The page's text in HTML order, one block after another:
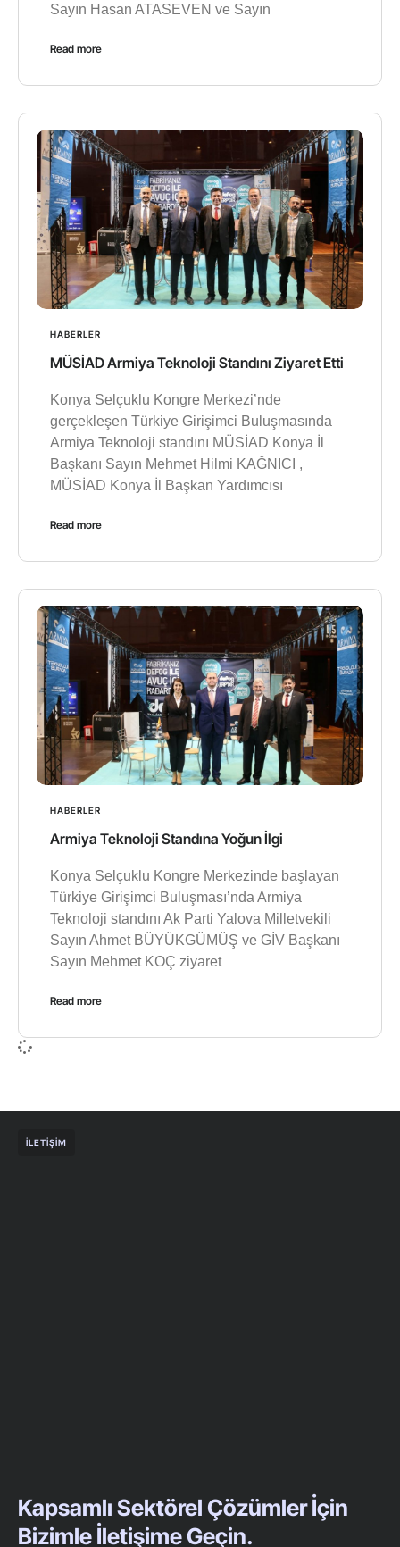
Sayın Hasan ATASEVEN ve Sayın
Read more
HABERLER
MÜSİAD Armiya Teknoloji Standını Ziyaret Etti
Konya Selçuklu Kongre Merkezi’nde
gerçekleşen Türkiye Girişimci Buluşmasında
Armiya Teknoloji standını MÜSİAD Konya İl
Başkanı Sayın Mehmet Hilmi KAĞNICI ,
MÜSİAD Konya İl Başkan Yardımcısı
Read more
HABERLER
Armiya Teknoloji Standına Yoğun İlgi
Konya Selçuklu Kongre Merkezinde başlayan
Türkiye Girişimci Buluşması’nda Armiya
Teknoloji standını Ak Parti Yalova Milletvekili
Sayın Ahmet BÜYÜKGÜMÜŞ ve GİV Başkanı
Sayın Mehmet KOÇ ziyaret
Read more
İLETIŞIM
Kapsamlı Sektörel Çözümler İçin
Bizimle İletişime Geçin.